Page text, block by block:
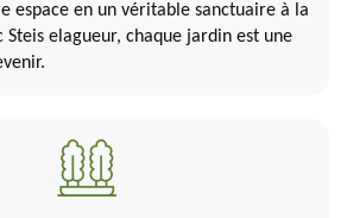
espace en un véritable sanctuaire à la
Steis elagueur, chaque jardin est une